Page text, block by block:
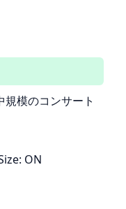
模のコンサート
ON